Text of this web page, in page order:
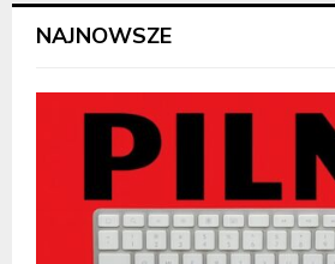
NAJNOWSZE